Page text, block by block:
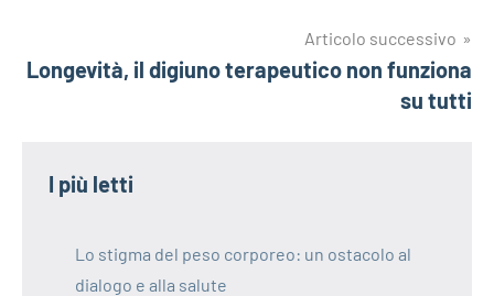
Articolo successivo
Longevità, il digiuno terapeutico non funziona
su tutti
I più letti
Lo stigma del peso corporeo: un ostacolo al
dialogo e alla salute